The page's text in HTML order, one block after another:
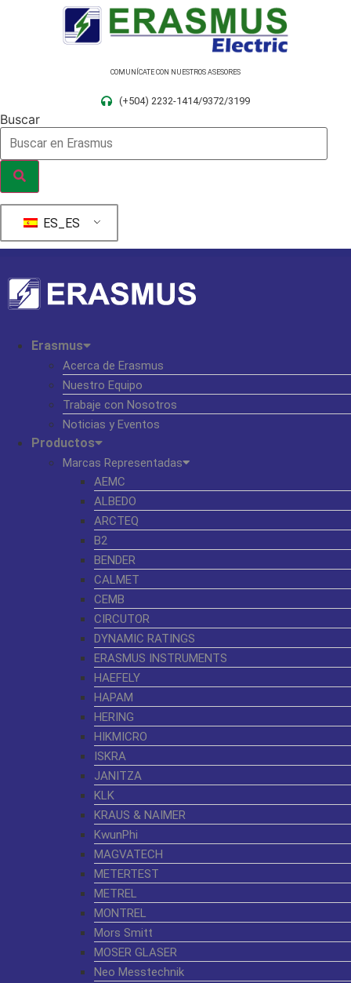
COMUNÍCATE CON NUESTROS ASESORES
(+504) 2232-1414/9372/3199
Buscar
ES_ES
Erasmus
Acerca de Erasmus
Nuestro Equipo
Trabaje con Nosotros
Noticias y Eventos
Productos
Marcas Representadas
AEMC
ALBEDO
ARCTEQ
B2
BENDER
CALMET
CEMB
CIRCUTOR
DYNAMIC RATINGS
ERASMUS INSTRUMENTS
HAEFELY
HAPAM
HERING
HIKMICRO
ISKRA
JANITZA
KLK
KRAUS & NAIMER
KwunPhi
MAGVATECH
METERTEST
METREL
MONTREL
Mors Smitt
MOSER GLASER
Neo Messtechnik